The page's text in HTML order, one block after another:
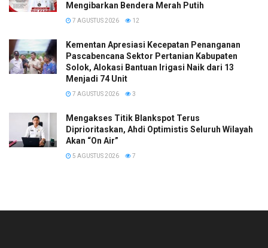
Mengibarkan Bendera Merah Putih
7 AGUSTUS 2026 12
Kementan Apresiasi Kecepatan Penanganan
Pascabencana Sektor Pertanian Kabupaten
Solok, Alokasi Bantuan Irigasi Naik dari 13
Menjadi 74 Unit
7 AGUSTUS 2026 3
Mengakses Titik Blankspot Terus
Diprioritaskan, Ahdi Optimistis Seluruh Wilayah
Akan “On Air”
5 AGUSTUS 2026 7